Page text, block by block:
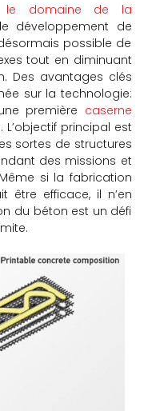
le domaine de la
développement de
possible de
tout en diminuant
Des avantages clés
sur la technologie:
première caserne
principal est
sortes de structures
des missions et
si la fabrication
être efficace, il n’en
du béton est un défi